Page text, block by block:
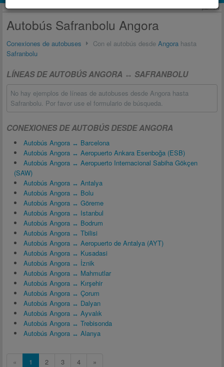
publicidad
Autobús Safranbolu Angora
Conexiones de autobuses Con el autobús desde Angora hasta
Safranbolu
LÍNEAS DE AUTOBÚS ANGORA ↔ SAFRANBOLU
No hay ejemplos de líneas de autobuses desde Angora hasta
Safranbolu. Por favor use el formulario de búsqueda.
CONEXIONES DE AUTOBÚS DESDE ANGORA
Autobús Angora ↔ Barcelona
Autobús Angora ↔ Aeropuerto Ankara Esenboğa (ESB)
Autobús Angora ↔ Aeropuerto Internacional Sabiha Gökçen
(SAW)
Autobús Angora ↔ Antalya
Autobús Angora ↔ Bolu
Autobús Angora ↔ Göreme
Autobús Angora ↔ Istanbul
Autobús Angora ↔ Bodrum
Autobús Angora ↔ Tbilisi
Autobús Angora ↔ Aeropuerto de Antalya (AYT)
Autobús Angora ↔ Kusadasi
Autobús Angora ↔ İznik
Autobús Angora ↔ Mahmutlar
Autobús Angora ↔ Kırşehir
Autobús Angora ↔ Çorum
Autobús Angora ↔ Dalyan
Autobús Angora ↔ Ayvalık
Autobús Angora ↔ Trebisonda
Autobús Angora ↔ Alanya
« 1 2 3 4 »